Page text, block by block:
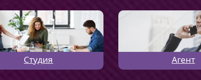
Студия Агент